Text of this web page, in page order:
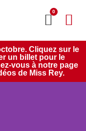
0
Cliquez sur le
un billet pour le
vous à notre page
de Miss Rey.